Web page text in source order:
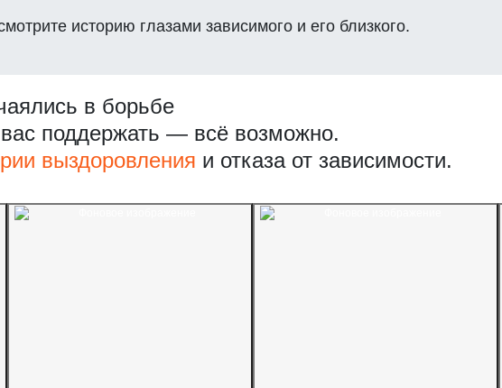
историю глазами зависимого и его близкого.
в борьбе
поддержать — всё возможно.
выздоровления и отказа от зависимости.